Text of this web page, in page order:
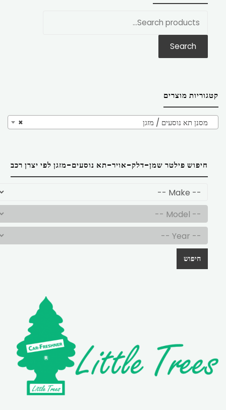
Search
קטגוריות מוצרים
× מסנן תא נוסעים / מזגן
חיפוש פילטר שמן-דלק-אויר-תא נוסעים-מזגן לפי יצרן רכב
חיפוש